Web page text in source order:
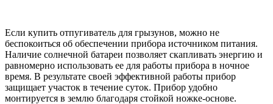
Если купить отпугиватель для грызунов, можно не
беспокоиться об обеспечении прибора источником питания.
Наличие солнечной батареи позволяет скапливать энергию и
равномерно использовать ее для работы прибора в ночное
время. В результате своей эффективной работы прибор
защищает участок в течение суток. Прибор удобно
монтируется в землю благодаря стойкой ножке-основе.